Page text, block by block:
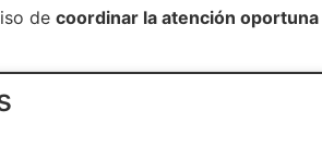
de coordinar la atención oportuna